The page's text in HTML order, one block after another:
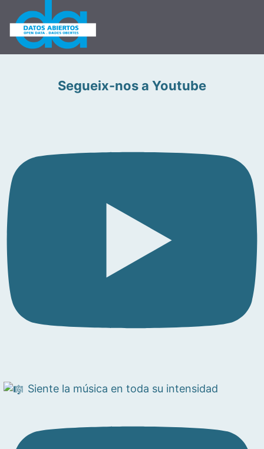
Segueix-nos a Youtube
Siente la música en toda su intensidad